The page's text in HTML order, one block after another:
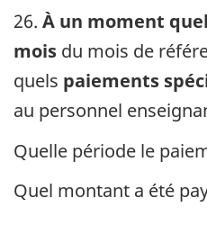
26. À un moment
mois du mois de
quels paiements
au personnel
Quelle période le
Quel montant a été